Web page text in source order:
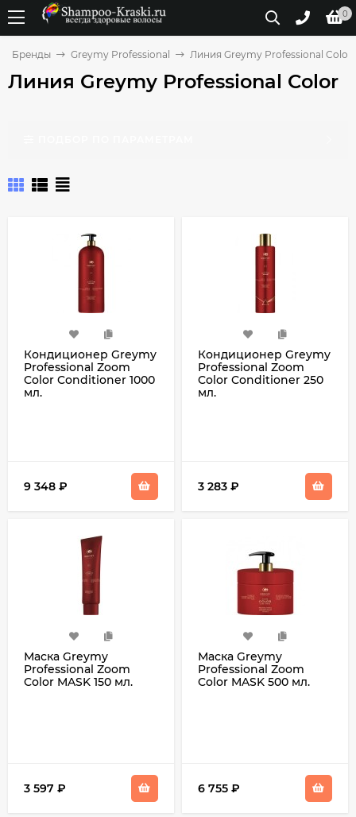
0
Бренды Greymy Professional Линия Greymy Professional Color
Линия Greymy Professional Color
Кондиционер Greymy
Professional Zoom
Color Conditioner 1000
мл.
9 348 ₽
Кондиционер Greymy
Professional Zoom
Color Conditioner 250
мл.
3 283 ₽
Маска Greymy
Professional Zoom
Color MASK 150 мл.
3 597 ₽
Маска Greymy
Professional Zoom
Color MASK 500 мл.
6 755 ₽